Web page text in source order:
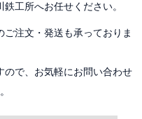
工所へお任せください。
ご注文・発送も承っておりま
ので、お気軽にお問い合わせ